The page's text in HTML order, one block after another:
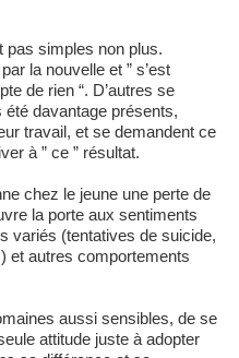
pas simples non plus.
la nouvelle et ” s’est
de rien “. D’autres se
été davantage présents,
travail, et se demandent ce
à ” ce ” résultat.
chez le jeune une perte de
la porte aux sentiments
variés (tentatives de suicide,
et autres comportements
aussi sensibles, de se
attitude juste à adopter